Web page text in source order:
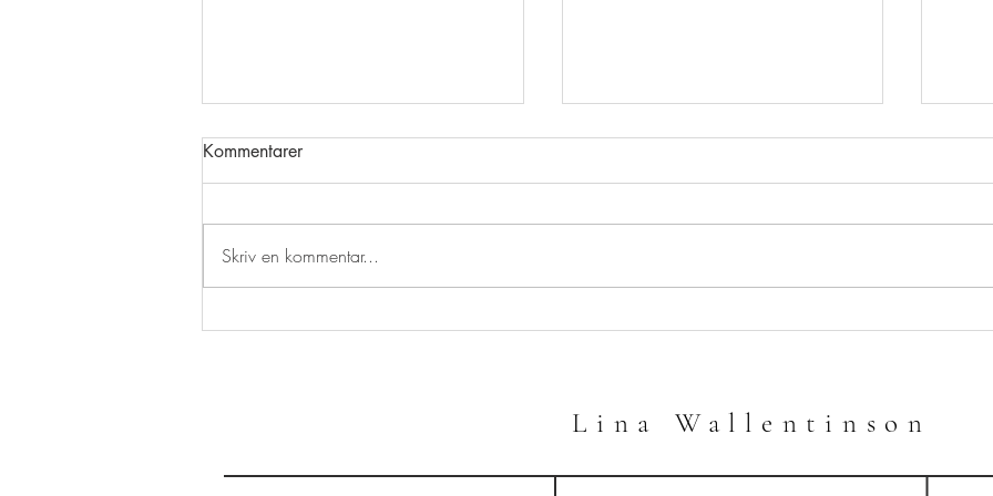
Böniga chokladmuffins
Kommentarer
Skriv en kommentar...
Lina Wallentinson